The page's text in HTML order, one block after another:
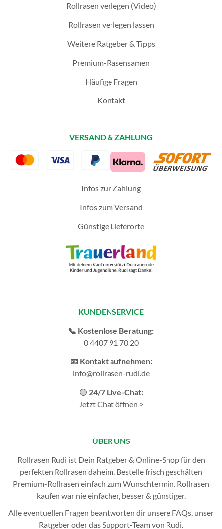
Rollrasen verlegen (Video)
Rollrasen verlegen lassen
Weitere Ratgeber & Tipps
Premium-Rasensamen
Häufige Fragen
Kontakt
VERSAND & ZAHLUNG
Infos zur Zahlung
Infos zum Versand
Günstige Lieferorte
KUNDENSERVICE
📞 Kostenlose Beratung:
0 4407 91 70 20
📧 Kontakt aufnehmen:
info@rollrasen-rudi.de
🟢 24/7 Live-Chat:
Jetzt Chat öffnen >
ÜBER UNS
Rollrasen Rudi ist Dein Ratgeber & Online-Shop für den
perfekten Rollrasen daheim. Bestelle frisch geschälten
Premium-Rollrasen einfach zum Wunschtermin. Rollrasen
kaufen war nie einfacher, besser & günstiger.
Alle eventuellen Fragen beantworten dir unsere FAQs, unser
Ratgeberoder dasSupport-Teamvon Rudi.